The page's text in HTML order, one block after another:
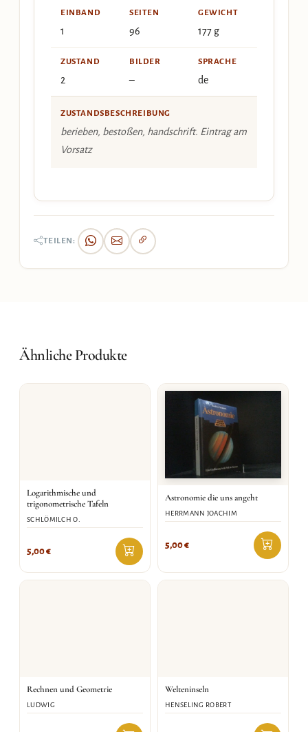
EINBAND
1
SEITEN
96
GEWICHT
177 g
ZUSTAND
2
BILDER
–
SPRACHE
de
ZUSTANDSBESCHREIBUNG
berieben, bestoßen, handschrift. Eintrag am
Vorsatz
TEILEN:
Ähnliche Produkte
Logarithmische und
trigonometrische Tafeln
SCHLÖMILCH O.
5,00€
Astronomie die uns angeht
HERRMANN JOACHIM
5,00€
Rechnen und Geometrie
LUDWIG
Welteninseln
HENSELING ROBERT